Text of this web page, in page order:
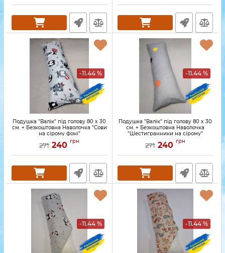
-11.44 %
Подушка "Валік" під голову 80 x 30
см. + Безкоштовна Наволочка "Сови
на сірому фоні"
271 240 грн
-11.44 %
Подушка "Валік" під голову 80 x 30
см. + Безкоштовна Наволочка
"Шестигранники на сірому"
271 240 грн
-11.44 % -11.44 %